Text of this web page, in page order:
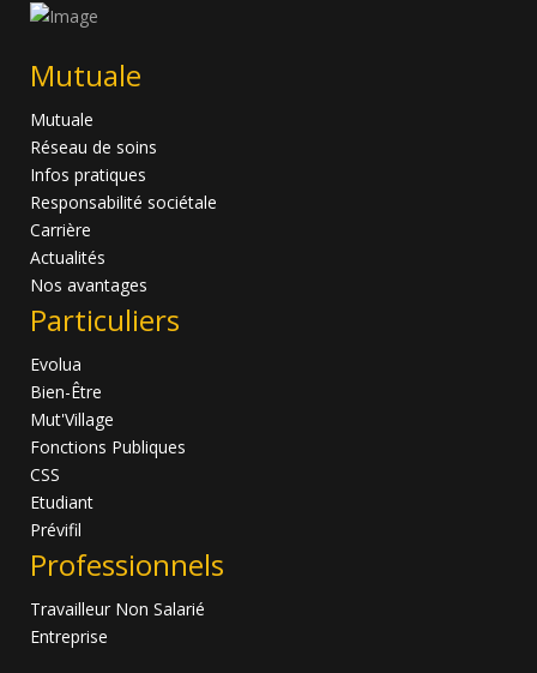
Mutuale
Mutuale
Réseau de soins
Infos pratiques
Responsabilité sociétale
Carrière
Actualités
Nos avantages
Particuliers
Evolua
Bien-Être
Mut'Village
Fonctions Publiques
CSS
Etudiant
Prévifil
Professionnels
Travailleur Non Salarié
Entreprise